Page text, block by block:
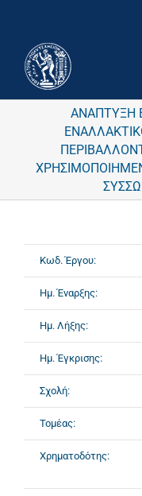
ΑΝΑΠΤΥΞΗ
Κωδ. Έργου:
Ημ. Έναρξης:
Ημ. Λήξης:
Ημ. Έγκρισης:
Σχολή:
Τομέας:
Χρηματοδότης: